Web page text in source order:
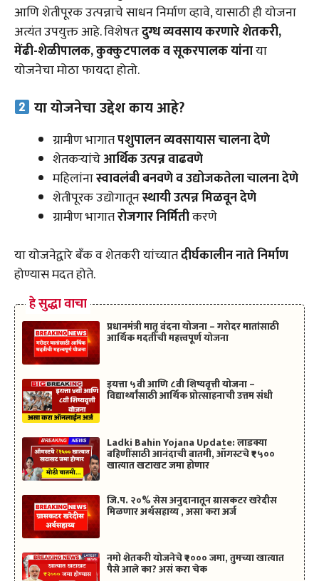
आणि शेतीपूरक उत्पन्नाचे साधन निर्माण व्हावे, यासाठी ही योजना
अत्यंत उपयुक्त आहे. विशेषतःदुग्ध व्यवसाय करणारे शेतकरी,
मेंढी-शेळीपालक, कुक्कुटपालक व सूकरपालक यांनाया
योजनेचा मोठा फायदा होतो.
या योजनेचा उद्देश काय आहे?
ग्रामीण भागातपशुपालन व्यवसायास चालना देणे
शेतकऱ्यांचेआर्थिक उत्पन्न वाढवणे
महिलांनास्वावलंबी बनवणे व उद्योजकतेला चालना देणे
शेतीपूरक उद्योगातूनस्थायी उत्पन्न मिळवून देणे
ग्रामीण भागातरोजगार निर्मितीकरणे
या योजनेद्वारे बँक व शेतकरी यांच्यातदीर्घकालीन नाते निर्माण
होण्यास मदत होते.
हे सुद्धा वाचा
प्रधानमंत्री मातृ वंदना योजना – गरोदर मातांसाठी
आर्थिक मदतीची महत्त्वपूर्ण योजना
इयत्ता ५वी आणि ८वी शिष्यवृत्ती योजना –
विद्यार्थ्यांसाठी आर्थिक प्रोत्साहनाची उत्तम संधी
Ladki Bahin Yojana Update: लाडक्या
बहिणींसाठी आनंदाची बातमी, ऑगस्टचे ₹१५००
खात्यात खटाखट जमा होणार
जि.प. २०% सेस अनुदानातून ग्रासकटर खरेदीस
मिळणार अर्थसहाय्य , असा करा अर्ज
नमो शेतकरी योजनेचे ₹२००० जमा, तुमच्या खात्यात
पैसे आले का? असं करा चेक